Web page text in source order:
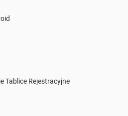
Tablice Rejestracyjne